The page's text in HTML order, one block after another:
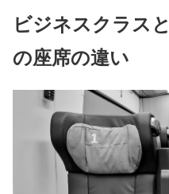
ビジネスクラス
の座席の違い